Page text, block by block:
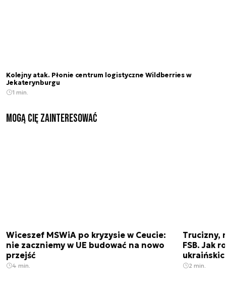
Kolejny atak. Płonie centrum logistyczne Wildberries w
Jekaterynburgu
1 min.
Mogą Cię zainteresować
Wiceszef MSWiA po kryzysie w Ceucie:
nie zaczniemy w UE budować na nowo
przejść
4 min.
Trucizny,
FSB. Jak
2 min.